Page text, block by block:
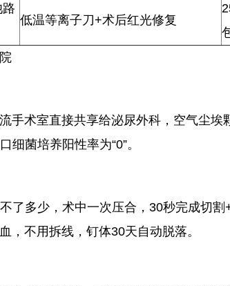
低温等离子刀+术后红光修复
手术室直接共享给泌尿外科，空气尘埃
菌培养阳性率为“0”。
了多少，术中一次压合，30秒完成切
，不用拆线，钉体30天自动脱落。